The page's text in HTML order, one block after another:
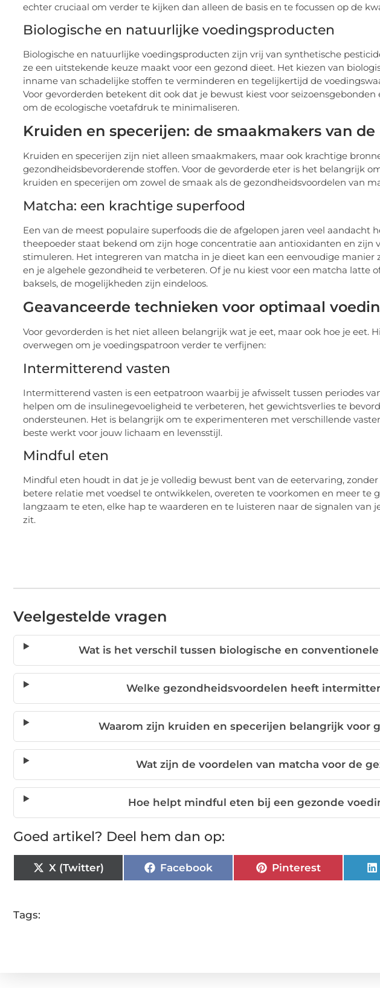
echter cruciaal om verder te kijken dan alleen de basis en te focussen op de
Biologische en natuurlijke voedingsproducten
Biologische en natuurlijke voedingsproducten zijn vrij van synthetische
ze een uitstekende keuze maakt voor een gezond dieet. Het kiezen van
inname van schadelijke stoffen te verminderen en tegelijkertijd de
Voor gevorderden betekent dit ook dat je bewust kiest voor
om de ecologische voetafdruk te minimaliseren.
Kruiden en specerijen: de smaakmakers van
Kruiden en specerijen zijn niet alleen smaakmakers, maar ook krachtige
gezondheidsbevorderende stoffen. Voor de gevorderde eter is het belangrijk
kruiden en specerijen om zowel de smaak als de gezondheidsvoordelen van
Matcha: een krachtige superfood
Een van de meest populaire superfoods die de afgelopen jaren veel aandacht
theepoeder staat bekend om zijn hoge concentratie aan antioxidanten en zijn
stimuleren. Het integreren van matcha in je dieet kan een eenvoudige manier
en je algehele gezondheid te verbeteren. Of je nu kiest voor een matcha latte
baksels, de mogelijkheden zijn eindeloos.
Geavanceerde technieken voor optimaal
Voor gevorderden is het niet alleen belangrijk wat je eet, maar ook hoe je eet.
overwegen om je voedingspatroon verder te verfijnen:
Intermitterend vasten
Intermitterend vasten is een eetpatroon waarbij je afwisselt tussen periodes
helpen om de insulinegevoeligheid te verbeteren, het gewichtsverlies te
ondersteunen. Het is belangrijk om te experimenteren met verschillende
beste werkt voor jouw lichaam en levensstijl.
Mindful eten
Mindful eten houdt in dat je je volledig bewust bent van de eetervaring,
betere relatie met voedsel te ontwikkelen, overeten te voorkomen en meer te
langzaam te eten, elke hap te waarderen en te luisteren naar de signalen van
zit.
Veelgestelde vragen
Wat is het verschil tussen biologische en
Welke gezondheidsvoordelen heeft
Waarom zijn kruiden en specerijen belangrijk voor
Wat zijn de voordelen van matcha voor de
Hoe helpt mindful eten bij een gezonde
Goed artikel? Deel hem dan op:
X (Twitter) Facebook Pinterest
Tags: